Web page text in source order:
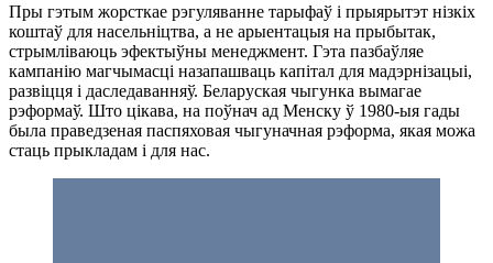
Пры гэтым жорсткае рэгуляванне тарыфаў і прыярытэт нізкіх
коштаў для насельніцтва, а не арыентацыя на прыбытак,
стрымліваюць эфектыўны менеджмент. Гэта пазбаўляе
кампанію магчымасці назапашваць капітал для мадэрнізацыі,
развіцця і даследаванняў. Беларуская чыгунка вымагае
рэформаў. Што цікава, на поўнач ад Менску ў 1980-ыя гады
была праведзеная паспяховая чыгуначная рэформа, якая можа
стаць прыкладам і для нас.